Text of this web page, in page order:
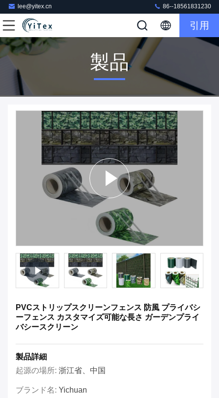
lee@yitex.cn 86--18561831230
引用
製品
PVCストリップスクリーンフェンス 防風 プライバシ
ーフェンス カスタマイズ可能な長さ ガーデンプライ
バシースクリーン
製品詳細
起源の場所: 浙江省、中国
ブランド名: Yichuan